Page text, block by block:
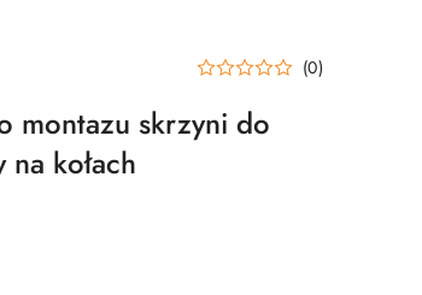
(0)
montazu skrzyni do
kołach